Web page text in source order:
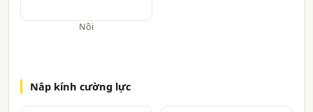
Nồi
Nắp kính cường lực